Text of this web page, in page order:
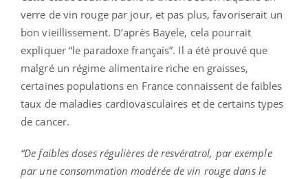
verre de vin rouge par jour, et pas plus, favoriserait un
bon vieillissement. D’après Bayele, cela pourrait
expliquer “le paradoxe français”. Il a été prouvé que
malgré un régime alimentaire riche en graisses,
certaines populations en France connaissent de faibles
taux de maladies cardiovasculaires et de certains types
de cancer.
“De faibles doses régulières de resvératrol, par exemple
par une consommation modérée de vin rouge dans le